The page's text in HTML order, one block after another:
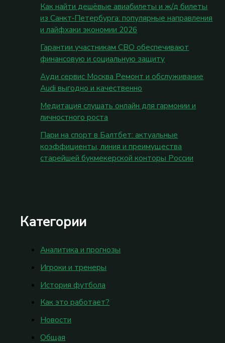
Как найти дешёвые авиабилеты и ж/д билеты
из Санкт‑Петербурга: популярные направления
и лайфхаки экономии 2026
Гарантии участникам СВО обеспечивают
финансовую и социальную защиту
Ауди сервис Москва Ремонт и обслуживание
Audi выгодно и качественно
Медитация слушать онлайн для гармонии и
личностного роста
Пари на спорт в Балтбет: актуальные
коэффициенты, линия и преимущества
старейшей букмекерской конторы России
Категории
Аналитика и прогнозы
Игроки и тренеры
История футбола
Как это работает?
Новости
Общая